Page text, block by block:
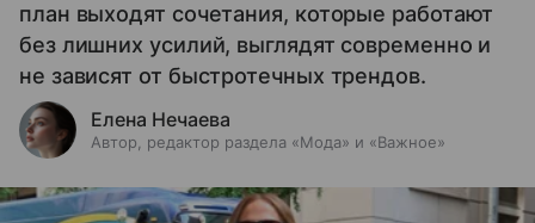
план выходят сочетания, которые работают
без лишних усилий, выглядят современно и
не зависят от быстротечных трендов.
Елена Нечаева
Автор, редактор раздела «Мода» и «Важное»